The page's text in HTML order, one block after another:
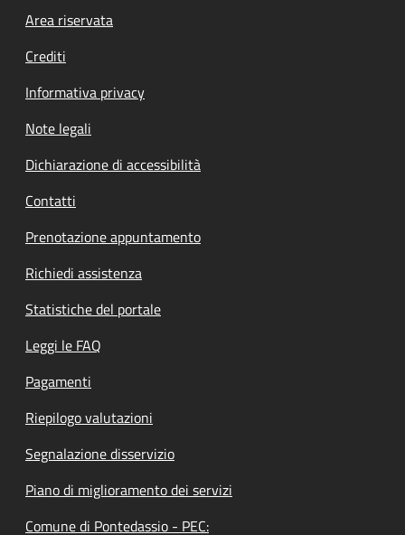
Footer menu
Area riservata
Crediti
Informativa privacy
Note legali
Dichiarazione di accessibilità
Contatti
Prenotazione appuntamento
Richiedi assistenza
Statistiche del portale
Leggi le FAQ
Pagamenti
Riepilogo valutazioni
Segnalazione disservizio
Piano di miglioramento dei servizi
Comune di Pontedassio - PEC: